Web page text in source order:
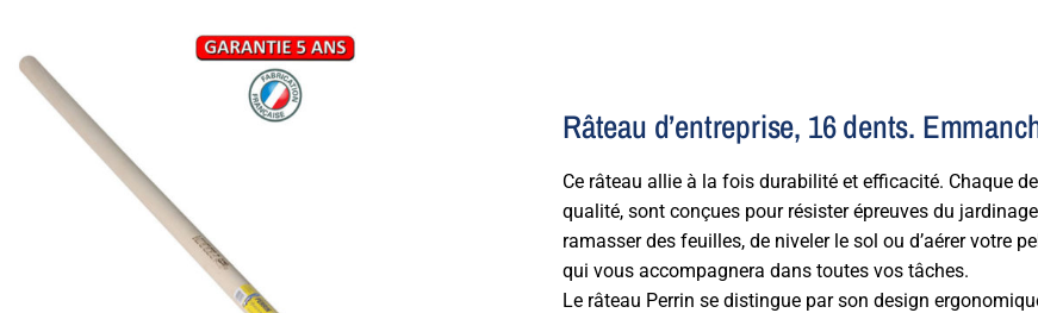
Râteau d’entreprise, 16 dents.
Ce râteau allie à la fois durabilité et efficacité. Chaque
qualité, sont conçues pour résister épreuves du
ramasser des feuilles, de niveler le sol ou d’aérer votre
qui vous accompagnera dans toutes vos tâches.
Le râteau Perrin se distingue par son design